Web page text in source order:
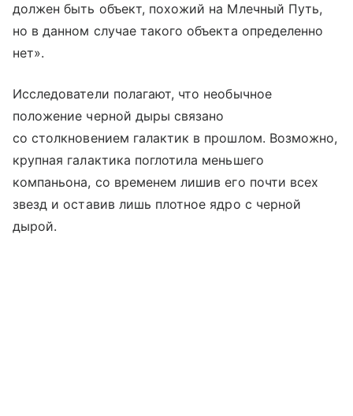
должен быть объект, похожий на Млечный Путь,
но в данном случае такого объекта определенно
нет».
Исследователи полагают, что необычное
положение черной дыры связано
со столкновением галактик в прошлом. Возможно,
крупная галактика поглотила меньшего
компаньона, со временем лишив его почти всех
звезд и оставив лишь плотное ядро с черной
дырой.